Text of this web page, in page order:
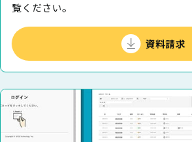
覧ください。
資料請求